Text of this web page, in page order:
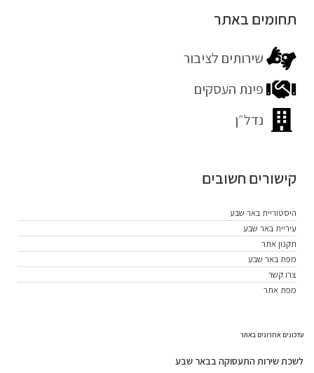
תחומים באתר
שירותים לציבור
פינת העסקים
נדל״ן
קישורים חשובים
היסטוריית באר שבע
עיריית באר שבע
תקנון אתר
מפת באר שבע
צרו קשר
מפת אתר
עדכונים אחרונים באתר
לשכת שירות התעסוקה בבאר שבע